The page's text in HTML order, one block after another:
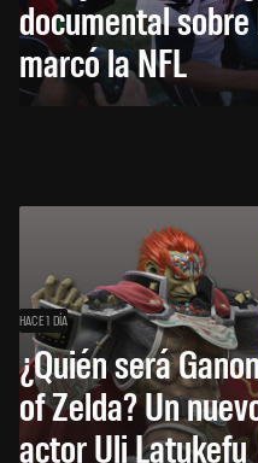
documental
marcó la NFL
HACE 1 DÍA
¿Quién será
of Zelda? Un
actor Uli Latukefu